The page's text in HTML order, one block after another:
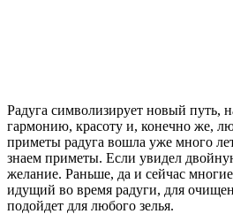
Радуга символизирует новый путь,
гармонию, красоту и, конечно же,
приметы радуга вошла уже много
знаем приметы. Если увидел
желание. Раньше, да и сейчас
идущий во время радуги, для
подойдет для любого зелья.